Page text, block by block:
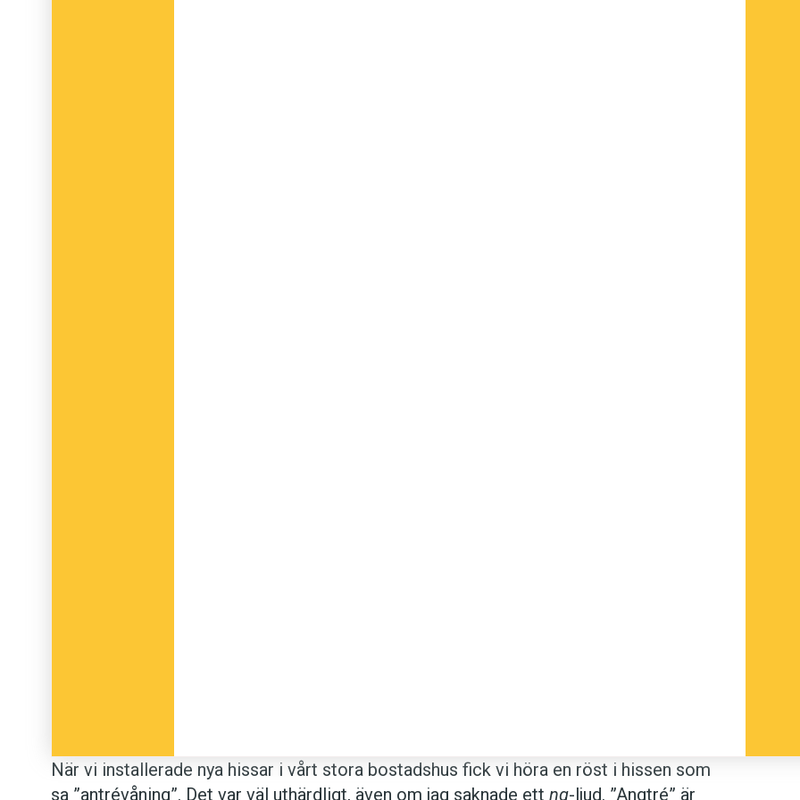
När vi installerade nya hissar i vårt stora bostadshus fick vi höra en röst i hissen som
sa ”antrévåning”. Det var väl uthärdligt, även om jag saknade ett ng-ljud. ”Angtré” är